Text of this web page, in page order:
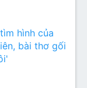
hình của
bài thơ gối